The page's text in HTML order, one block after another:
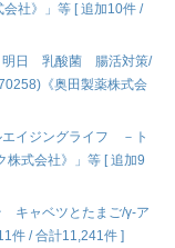
社》」等 [ 追加10件 /
明日 乳酸菌 腸活対策/
《奥田製薬株式会
エイジングライフ －ト
株式会社》」等 [ 追加9
キャベツとたまご/γ-ア
件 / 合計11,241件 ]